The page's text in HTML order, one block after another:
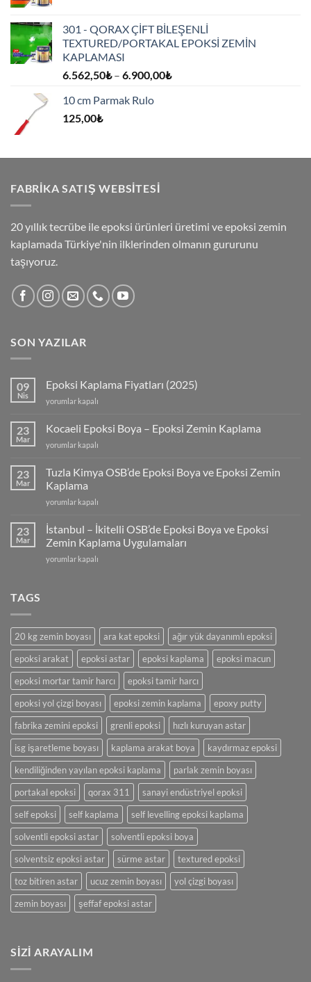
301 - QORAX ÇİFT BİLEŞENLİ
TEXTURED/PORTAKAL EPOKSİ ZEMİN
KAPLAMASI
6.562,50₺ – 6.900,00₺Fiyat
10 cm Parmak Rulo
125,00₺
FABRİKA SATIŞ WEBSİTESİ
20 yıllık tecrübe ile epoksi ürünleri üretimi ve epoksi zemin
kaplamada Türkiye'nin ilklerinden olmanın gururunu
taşıyoruz.
SON YAZILAR
09
Nis
Epoksi Kaplama Fiyatları (2025)
Epoksi
Fiyatları
için
yorumlar kapalı
23
Mar
Kocaeli Epoksi Boya – Epoksi Zemin Kaplama
Kocaeli
Boya
Epoksi
Zemin
için
yorumlar kapalı
23
Mar
Tuzla Kimya OSB’de Epoksi Boya ve Epoksi Zemin
Kaplama
Tuzla
OSB’de
Boya
ve
yorumlar kapalı
23
Mar
İstanbul – İkitelli OSB’de Epoksi Boya ve Epoksi
Zemin Kaplama Uygulamaları
İstanbul
ve
Epoksi
Zemin
Kaplama
Uygulamaları
için
yorumlar kapalı
TAGS
20 kg zemin boyası ara kat epoksi
ağır yük dayanımlı epoksi
epoksi arakat
epoksi astar epoksi kaplama
epoksi macun
epoksi mortar tamir harcı
epoksi tamir harcı
epoksi yol çizgi boyası
epoksi zemin kaplama
epoxy putty
fabrika zemini epoksi
grenli epoksi
hızlı kuruyan astar
isg işaretleme boyası
kaplama arakat boya
kaydırmaz epoksi
kendiliğinden yayılan epoksi kaplama
parlak zemin boyası
portakal epoksi
qorax 311
sanayi endüstriyel epoksi
self epoksi
self kaplama
self levelling epoksi kaplama
solventli epoksi astar
solventli epoksi boya
solventsiz epoksi astar
sürme astar
textured epoksi
toz bitiren astar
ucuz zemin boyası
yol çizgi boyası
zemin boyası
şeffaf epoksi astar
SIZI ARAYALIM